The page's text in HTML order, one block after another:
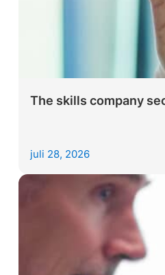
The skills company
juli 28, 2026